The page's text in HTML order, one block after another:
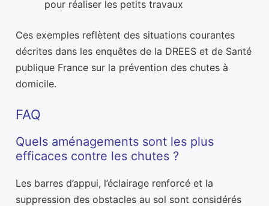
pour réaliser les petits travaux
Ces exemples reflètent des situations courantes
décrites dans les enquêtes de la DREES et de Santé
publique France sur la prévention des chutes à
domicile.
FAQ
Quels aménagements sont les plus
efficaces contre les chutes ?
Les barres d’appui, l’éclairage renforcé et la
suppression des obstacles au sol sont considérés